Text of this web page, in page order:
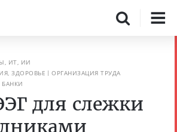
ИТ, ИИ
ЗДОРОВЬЕ
ОРГАНИЗАЦИЯ ТРУДА
для слежки